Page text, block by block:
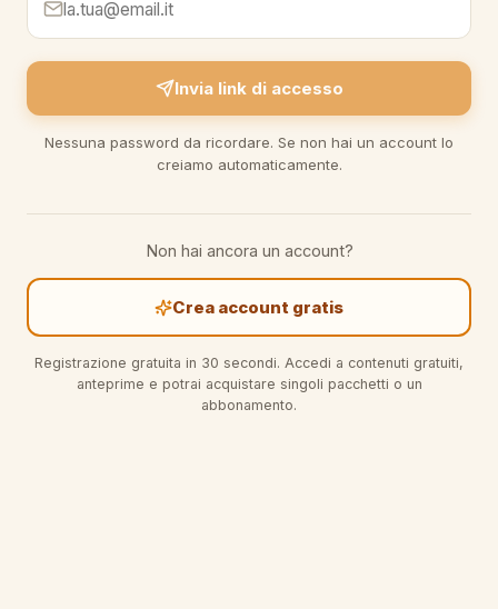
Invia link di accesso
Nessuna password da ricordare. Se non hai un account lo
creiamo automaticamente.
Non hai ancora un account?
Crea account gratis
Registrazione gratuita in 30 secondi. Accedi a contenuti gratuiti,
anteprime e potrai acquistare singoli pacchetti o un
abbonamento.